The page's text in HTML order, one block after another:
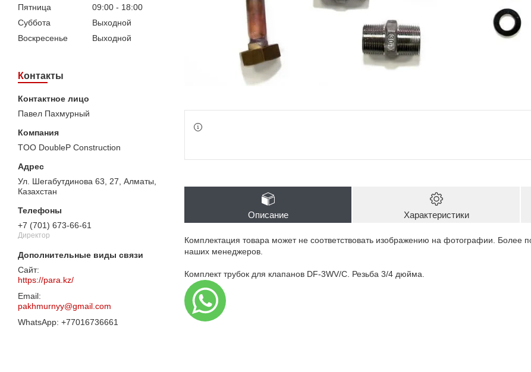
Пятница
09:00
18:00
Суббота
Выходной
Воскресенье
Выходной
Контакты
Павел Пахмурный
TOO DoubleP Construction
Ул. Шегабутдинова 63, 27, Алматы,
Казахстан
+7 (701) 673-66-61
Директор
https://para.kz/
pakhmurnyy@gmail.com
+77016736661
Описание Характеристики
Комплектация товара может не соответствовать изображению на фотографии.
наших менеджеров.
Комплект трубок для клапанов DF-3WV/C. Резьба 3/4 дюйма.